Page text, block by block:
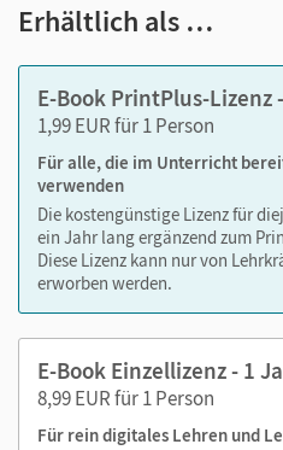
Lernen:
Notizen erstellen
Markierungen setzen
Text ergänzen
Lesezeichen hinzufügen
Suchen im Text
Zoomen
Erhältlich als …
E-Book PrintPlus-Lizenz
1,99 EUR für 1 Person
Für alle, die im Unterricht
verwenden
Die kostengünstige Lizenz für
ein Jahr lang ergänzend zum
Diese Lizenz kann nur von
erworben werden.
E-Book Einzellizenz - 1
8,99 EUR für 1 Person
Für rein digitales Lehren und